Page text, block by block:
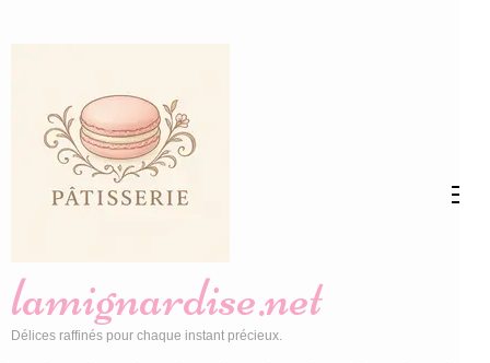
(Pressez
Entrée)
lamignardise.net
Délices raffinés pour chaque instant précieux.